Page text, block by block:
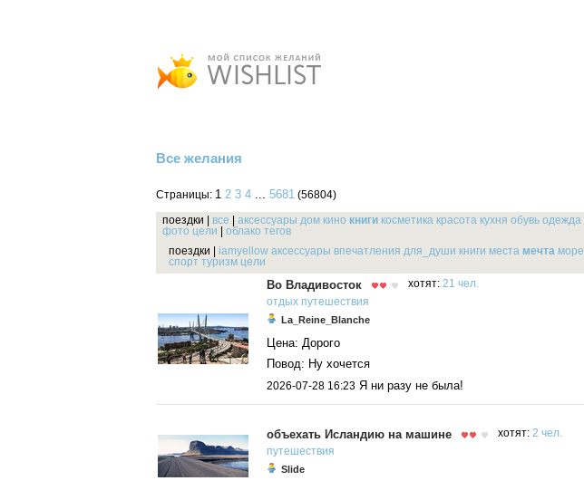
Все желания
Страницы: 1 2 3 4 ... 5681 (56804)
поездки все аксессуары дом кино книги косметика красота кухня обувь одежда
фото цели
облако тегов
поездки
iamyellow аксессуары впечатления для_души книги места мечта море
спорт туризм цели
Во Владивосток хотят: 21 чел.
отдых путешествия
La_Reine_Blanche
Цена: Дорого
Повод: Ну хочется
2026-07-28 16:23 Я ни разу не была!
объехать Исландию на машине хотят: 2 чел.
путешествия
Slide